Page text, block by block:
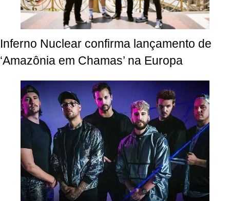
Inferno Nuclear confirma lançamento de
‘Amazônia em Chamas’ na Europa